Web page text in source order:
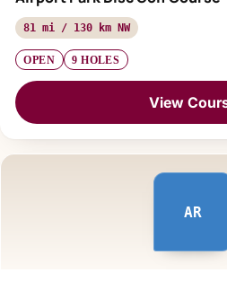
81 mi / 130 km NW
OPEN 9 HOLES
View
AR